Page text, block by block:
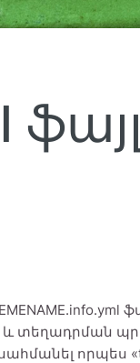
և տեղադրման
որպես